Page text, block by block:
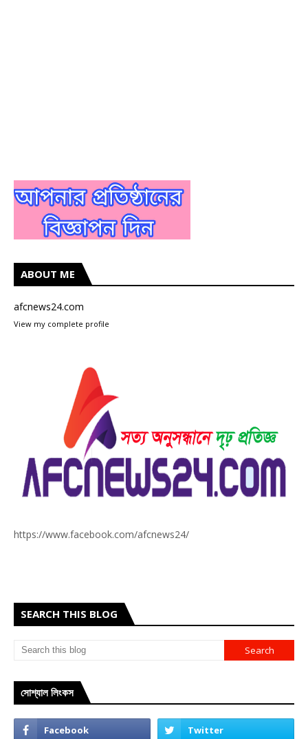
ABOUT ME
afcnews24.com
View my complete profile
https://www.facebook.com/afcnews24/
SEARCH THIS BLOG
সোশ্যাল লিংকস